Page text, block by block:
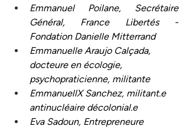
Emmanuel Poilane, Secrétaire
Général, France Libertés -
Fondation Danielle Mitterrand
Emmanuelle Araujo Calçada,
docteure en écologie,
psychopraticienne, militante
EmmanuellX Sanchez, militant.e
antinucléaire décolonial.e
Eva Sadoun, Entrepreneure